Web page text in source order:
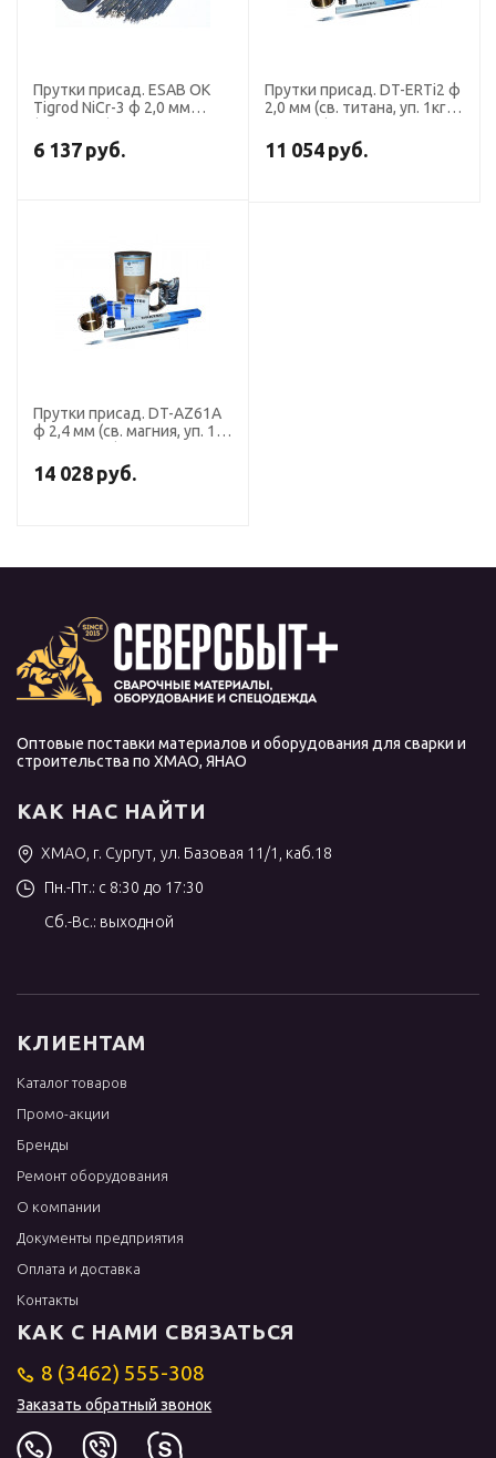
Прутки присад. ESAB OK
Tigrod NiCr-3 ф 2,0 мм
6 137 руб.
Прутки присад. DT-ERTi2 ф
2,0 мм (св. титана, уп. 1кг,
11 054 руб.
Прутки присад. DT-AZ61A
ф 2,4 мм (св. магния, уп. 1
14 028 руб.
Оптовые поставки материалов и оборудования для сварки и
строительства по ХМАО, ЯНАО
КАК НАС НАЙТИ
ХМАО, г. Сургут, ул. Базовая 11/1, каб.18
Пн.-Пт.: с 8:30 до 17:30
Сб.-Вс.: выходной
КЛИЕНТАМ
Каталог товаров
Промо-акции
Бренды
Ремонт оборудования
О компании
Документы предприятия
Оплата и доставка
Контакты
КАК С НАМИ СВЯЗАТЬСЯ
8 (3462) 555-308
Заказать обратный звонок